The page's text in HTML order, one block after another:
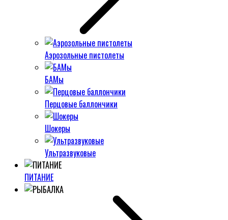
Аэрозольные пистолеты
БАМы
Перцовые баллончики
Шокеры
Ультразвуковые
ПИТАНИЕ